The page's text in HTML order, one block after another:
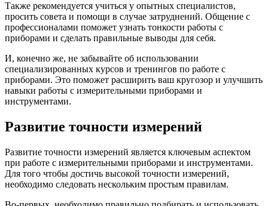
Также рекомендуется учиться у опытных специалистов,
просить совета и помощи в случае затруднений. Общение с
профессионалами поможет узнать тонкости работы с
приборами и сделать правильные выводы для себя.
И, конечно же, не забывайте об использовании
специализированных курсов и тренингов по работе с
приборами. Это поможет расширить ваш кругозор и улучшить
навыки работы с измерительными приборами и
инструментами.
Развитие точности измерений
Развитие точности измерений является ключевым аспектом
при работе с измерительными приборами и инструментами.
Для того чтобы достичь высокой точности измерений,
необходимо следовать нескольким простым правилам.